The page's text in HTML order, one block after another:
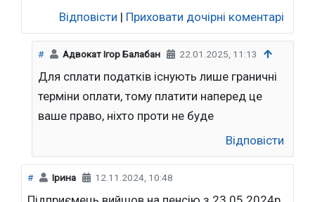
Відповісти | Приховати дочірні коментарі
# Адвокат Ігор Балабан 22.01.2025, 11:13
Для сплати податків існують лише граничні
терміни оплати, тому платити наперед це
ваше право, ніхто проти не буде
Відповісти
# Ірина 12.11.2024, 10:48